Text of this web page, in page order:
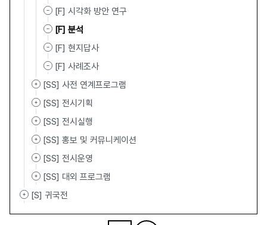
[F] 시각화 방안 연구
[F] 분석
[F] 현지답사
[F] 사례조사
[SS] 사전 연계프로그램
[SS] 전시기획
[SS] 전시실행
[SS] 홍보 및 커뮤니케이션
[SS] 전시운영
[SS] 대외 프로그램
[S] 귀국전